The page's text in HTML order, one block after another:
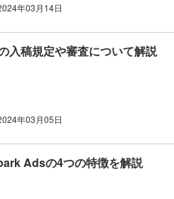
年03月14日
入稿規定や審査について解説
年03月05日
Adsの4つの特徴を解説